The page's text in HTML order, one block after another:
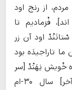
مردم، از رنج اود
فْرَمادیم تا
اود آن زر
تاراجیدَه بود
خْویش نِهَنْدْ [سر
جای خود قرار دهند]. اندر فَرجام [آخر] سال ۳۰-ام